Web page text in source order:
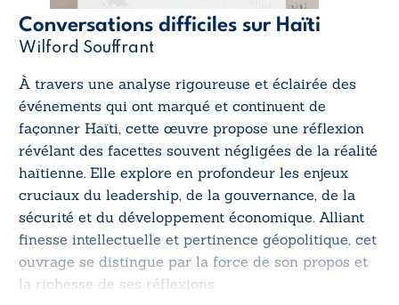
Conversations difficiles sur Haïti
Wilford Souffrant
À travers une analyse rigoureuse et éclairée des
événements qui ont marqué et continuent de
façonner Haïti, cette œuvre propose une réflexion
révélant des facettes souvent négligées de la réalité
haïtienne. Elle explore en profondeur les enjeux
cruciaux du leadership, de la gouvernance, de la
sécurité et du développement économique. Alliant
finesse intellectuelle et pertinence géopolitique, cet
ouvrage se distingue par la force de son propos et
la richesse de ses réflexions.